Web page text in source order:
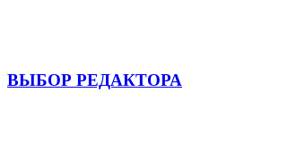
ВЫБОР РЕДАКТОРА